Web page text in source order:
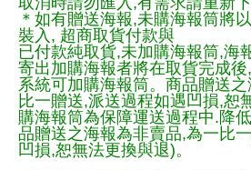
＊如有贈送海報,未購海報筒將
裝入, 超商取貨付款與
已付款純取貨,未加購海報筒,海
寄出加購海報者將在取貨完成後
系統可加購海報筒。商品贈送
比一贈送,派送過程如遇凹損,恕
購海報筒為保障運送過程中.降
品贈送之海報為非賣品,為一比
凹損,恕無法更換與退)。